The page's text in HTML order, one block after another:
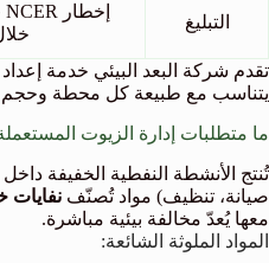
التبليغ
خلال 72
تقدم شركة البعد البيئي خدمة
يتناسب مع طبيعة كل محطة وحجم
ما متطلبات إدارة الزيوت
تُنتج الأنشطة النفطية الخفيفة
صيانة، تنظيف) مواد تُصنّف نفايات
معها يُعدّ مخالفة بيئية مباشرة.
المواد الملوثة الشائعة: